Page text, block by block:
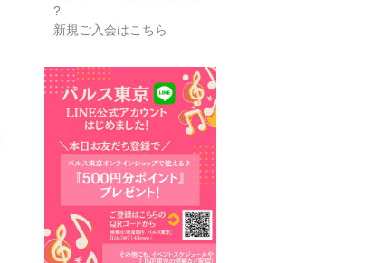
?
新規ご入会はこちら